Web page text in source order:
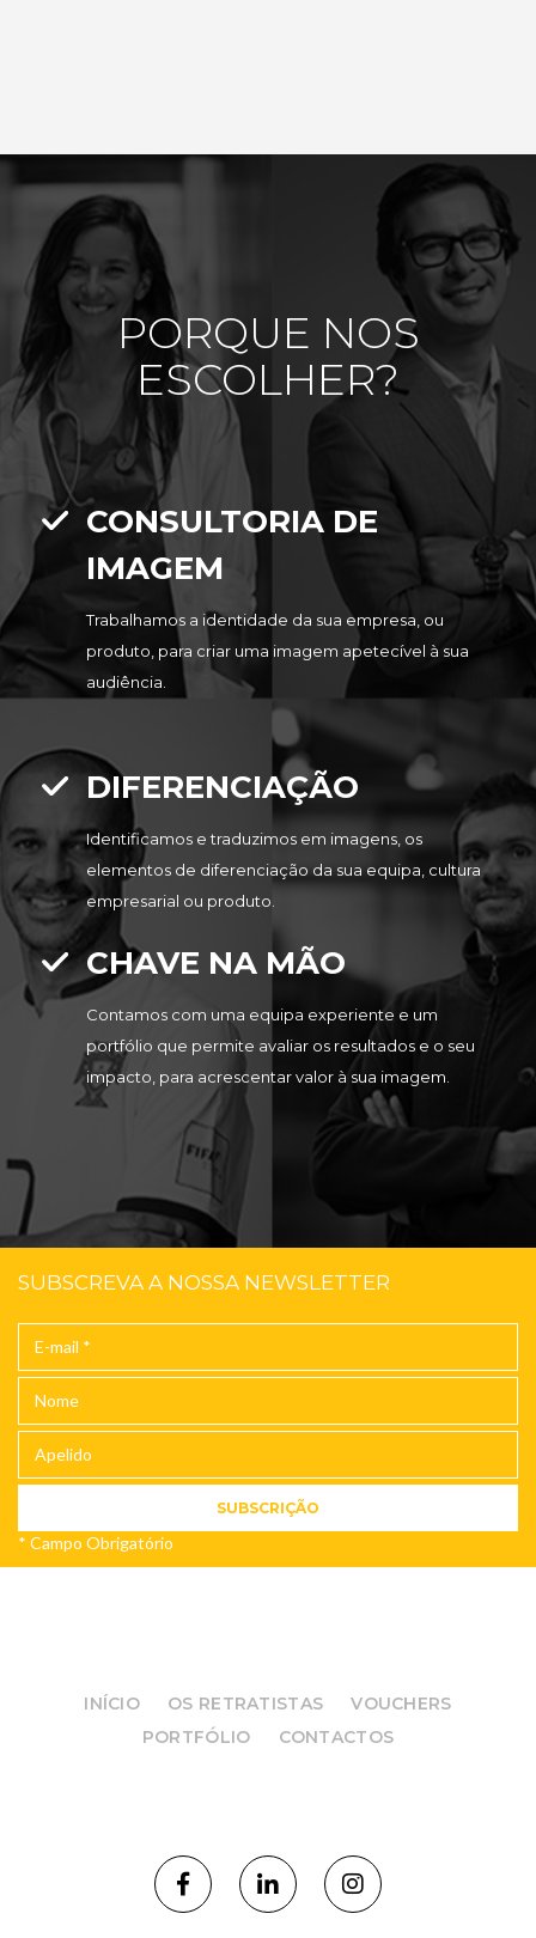
PORQUE NOS
ESCOLHER?
CONSULTORIA DE
IMAGEM
Trabalhamos a identidade da sua empresa, ou
produto, para criar uma imagem apetecível à sua
audiência.
DIFERENCIAÇÃO
Identificamos e traduzimos em imagens, os
elementos de diferenciação da sua equipa, cultura
empresarial ou produto.
CHAVE NA MÃO
Contamos com uma equipa experiente e um
portfólio que permite avaliar os resultados e o seu
impacto, para acrescentar valor à sua imagem.
SUBSCREVA A NOSSA NEWSLETTER
* Campo Obrigatório
INÍCIO OS RETRATISTAS
VOUCHERS
PORTFÓLIO
CONTACTOS